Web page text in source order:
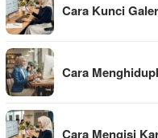
Cara Kunci
Cara
Cara Mengisi